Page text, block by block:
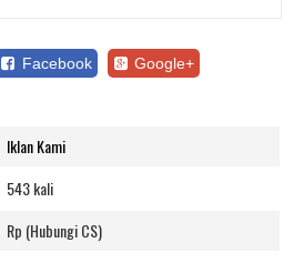
Facebook Google+
Iklan Kami
543 kali
Rp (Hubungi CS)